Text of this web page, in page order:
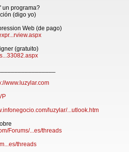
un programa?
(digo yo)
Web (de pago)
(gratuito)
www.luzylar.com
luzylar/...utlook.htm
Forums/...es/threads
threads